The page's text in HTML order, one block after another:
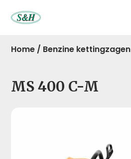
Home / Benzine kettingzagen
MS 400 C-M